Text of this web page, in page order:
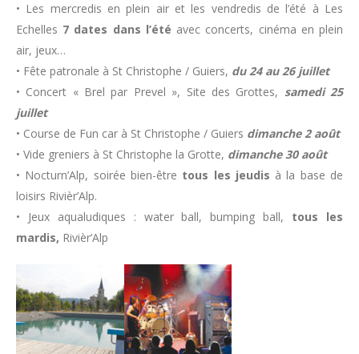
• Les mercredis en plein air et les vendredis de l’été à Les
Echelles 7 dates dans l’été avec concerts, cinéma en plein
air, jeux…
• Fête patronale à St Christophe / Guiers, du 24 au 26 juillet
• Concert « Brel par Prevel », Site des Grottes, samedi 25
juillet
• Course de Fun car à St Christophe / Guiers dimanche 2 août
• Vide greniers à St Christophe la Grotte, dimanche 30 août
• Nocturn’Alp, soirée bien-être tous les jeudis à la base de
loisirs Rivièr’Alp.
• Jeux aqualudiques : water ball, bumping ball, tous les
mardis, Rivièr’Alp